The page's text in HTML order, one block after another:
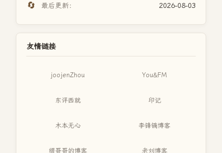
🔄 最后更新： 2026-08-03
友情链接
joojenZhou You&FM
东评西就 印记
木本无心 李锋镝博客
缙哥哥的博客 老刘博客